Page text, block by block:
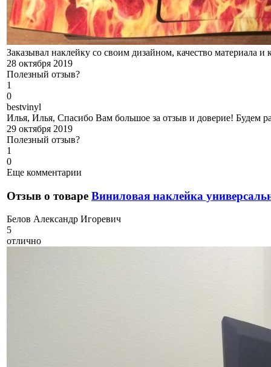
Заказывал наклейку со своим дизайном, качество материала
28 октября 2019
Полезный отзыв?
1
0
bestvinyl
Илья, Илья, Спасибо Вам большое за отзыв и доверие! Будем
29 октября 2019
Полезный отзыв?
1
0
Еще комментарии
Отзыв о товаре Виниловая наклейка
Белов Александр Игоревич
5
отлично